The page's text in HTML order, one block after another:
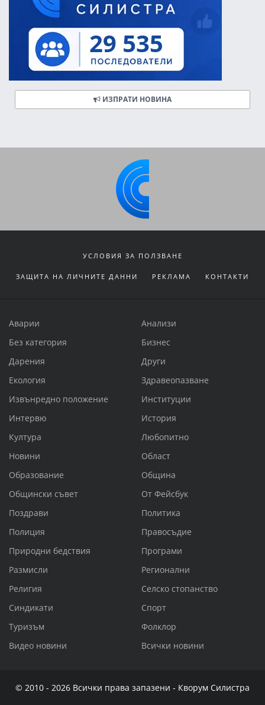
ИЗПРАТИ НОВИНА
УСЛОВИЯ ЗА ПОЛЗВАНЕ
ЗАЩИТА НА ЛИЧНИТЕ ДАННИ РЕКЛАМА КОНТАКТИ
Аварии
Анализи
Без категория
Бизнес
Дарения
Други
Екология
Здравеопазване
Извънредно положение
Институции
Интервю
История
Култура
Любопитно
Новини
Област
Образование
Община
Общински съвет
От Фейсбук
Поздрави
Политика
Полиция
Правосъдие
Природни бедствия
Програми
Размисли
Регионални
Религия
Селско стопанство
Синдикати
Спорт
Туризъм
Фолклор
Видео новини
Всички новини
© 2010 - 2026 Всички права запазени - Кворум Силистра